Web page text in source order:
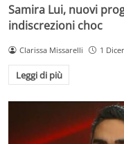
Samira Lui, nuovi
indiscrezioni choc
Clarissa Missarelli 1
Leggi di più